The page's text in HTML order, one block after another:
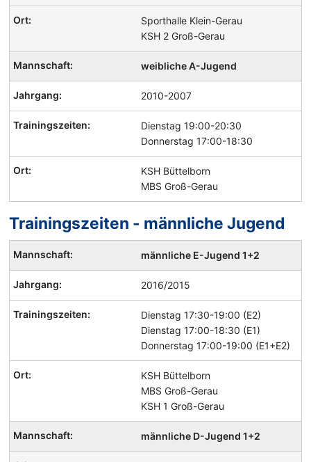
Sporthalle Klein-Gerau
KSH 2 Groß-Gerau
weibliche A-Jugend
2010-2007
Dienstag 19:00-20:30
Donnerstag 17:00-18:30
KSH Büttelborn
MBS Groß-Gerau
Trainingszeiten - männliche Jugend
Handball
und
Trainingszeiten
männliche E-Jugend 1+2
2016/2015
Dienstag 17:30-19:00 (E2)
Dienstag 17:00-18:30 (E1)
Donnerstag 17:00-19:00 (E1+E2)
KSH Büttelborn
MBS Groß-Gerau
KSH 1 Groß-Gerau
männliche D-Jugend 1+2